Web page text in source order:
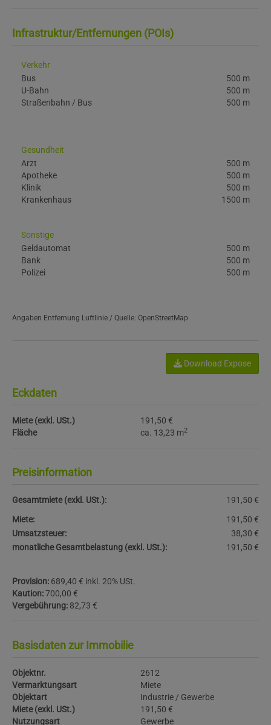
Infrastruktur/Entfernungen (POIs)
Verkehr
Bus
500 m
U-Bahn
500 m
Straßenbahn / Bus
500 m
Gesundheit
Arzt
500 m
Apotheke
500 m
Klinik
500 m
Krankenhaus
1500 m
Sonstige
Geldautomat
500 m
Bank
500 m
Polizei
500 m
Angaben Entfernung Luftlinie / Quelle: OpenStreetMap
Download Expose
Eckdaten
Miete (exkl. USt.)
191,50 €
Fläche
ca. 13,23 m2
Preisinformation
Gesamtmiete (exkl. USt.):
191,50 €
Miete:
191,50 €
Umsatzsteuer:
38,30 €
monatliche Gesamtbelastung (exkl. USt.):
191,50 €
Provision: 689,40 € inkl. 20% USt.
Kaution:700,00 €
Vergebührung: 82,73 €
Basisdaten zur Immobilie
Objektnr.
2612
Vermarktungsart
Miete
Objektart
Industrie / Gewerbe
Miete (exkl. USt.)
191,50 €
Nutzungsart
Gewerbe